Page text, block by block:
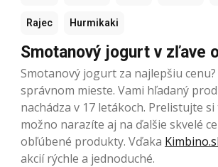
Rajec Hurmikaki
Smotanový jogurt v zľave
Smotanový jogurt za najlepšiu cenu?
správnom mieste. Vami hľadaný
nachádza v 17 letákoch. Prelistujte
možno narazíte aj na ďalšie skvelé
obľúbené produkty. Vďaka
akcií rýchle a jednoduché.